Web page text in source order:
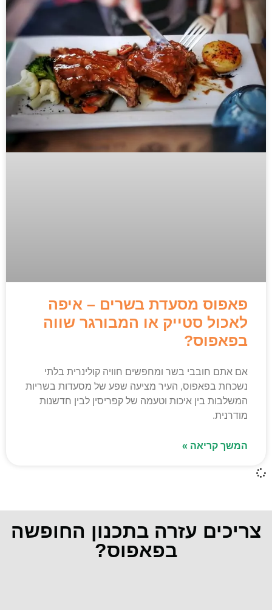
פאפוס מסעדת בשרים – איפה
לאכול סטייק או המבורגר שווה
בפאפוס?
אם אתם חובבי בשר ומחפשים חוויה קולינרית בלתי
נשכחת בפאפוס, העיר מציעה שפע של מסעדות בשריות
המשלבות בין איכות וטעמה של קפריסין לבין חדשנות
מודרנית.
המשך קריאה »
צריכים עזרה בתכנון החופשה
בפאפוס?